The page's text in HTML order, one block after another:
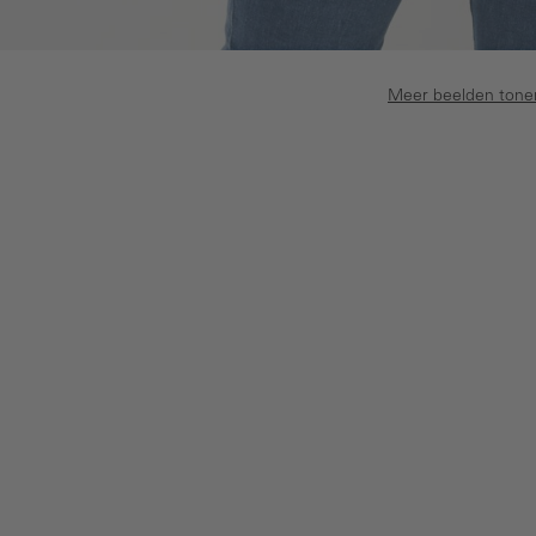
Meer beelden